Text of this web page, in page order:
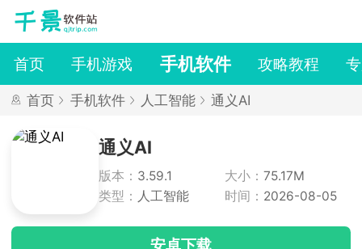
首页 手机游戏 手机软件 攻略教程
首页 手机软件 人工智能 通义AI
通义AI
版本： 3.59.1 大小： 75.17M
类型： 人工智能 时间： 2026-08-05
安卓下载